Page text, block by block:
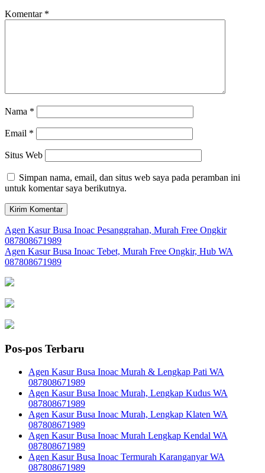
Komentar *
Nama *
Email *
Situs Web
Simpan nama, email, dan situs web saya pada peramban ini
untuk komentar saya berikutnya.
Navigasi
pos
Agen Kasur Busa Inoac Pesanggrahan, Murah Free Ongkir
087808671989
Agen Kasur Busa Inoac Tebet, Murah Free Ongkir, Hub WA
087808671989
Pos-pos Terbaru
Agen Kasur Busa Inoac Murah & Lengkap Pati WA
087808671989
Agen Kasur Busa Inoac Murah, Lengkap Kudus WA
087808671989
Agen Kasur Busa Inoac Murah, Lengkap Klaten WA
087808671989
Agen Kasur Busa Inoac Murah Lengkap Kendal WA
087808671989
Agen Kasur Busa Inoac Termurah Karanganyar WA
087808671989